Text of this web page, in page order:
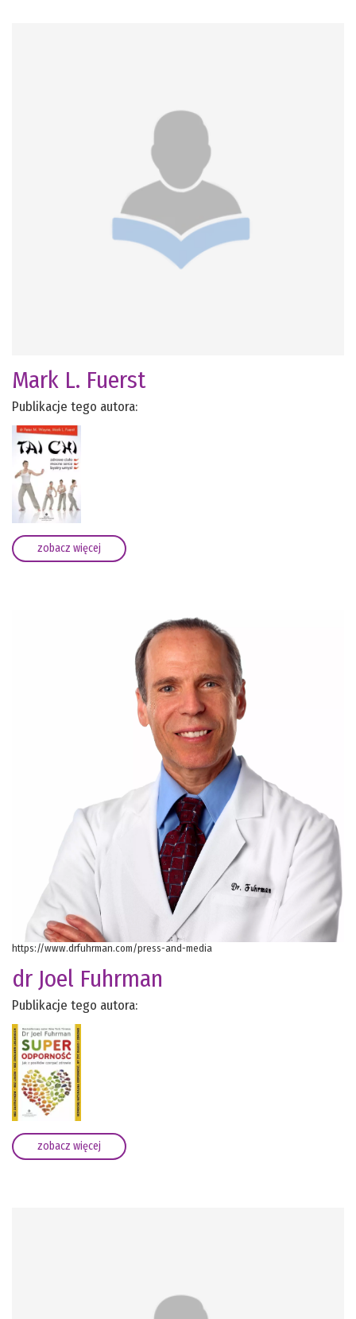
Mark L. Fuerst
Publikacje tego autora:
zobacz więcej
https://www.drfuhrman.com/press-and-media
dr Joel Fuhrman
Publikacje tego autora:
zobacz więcej